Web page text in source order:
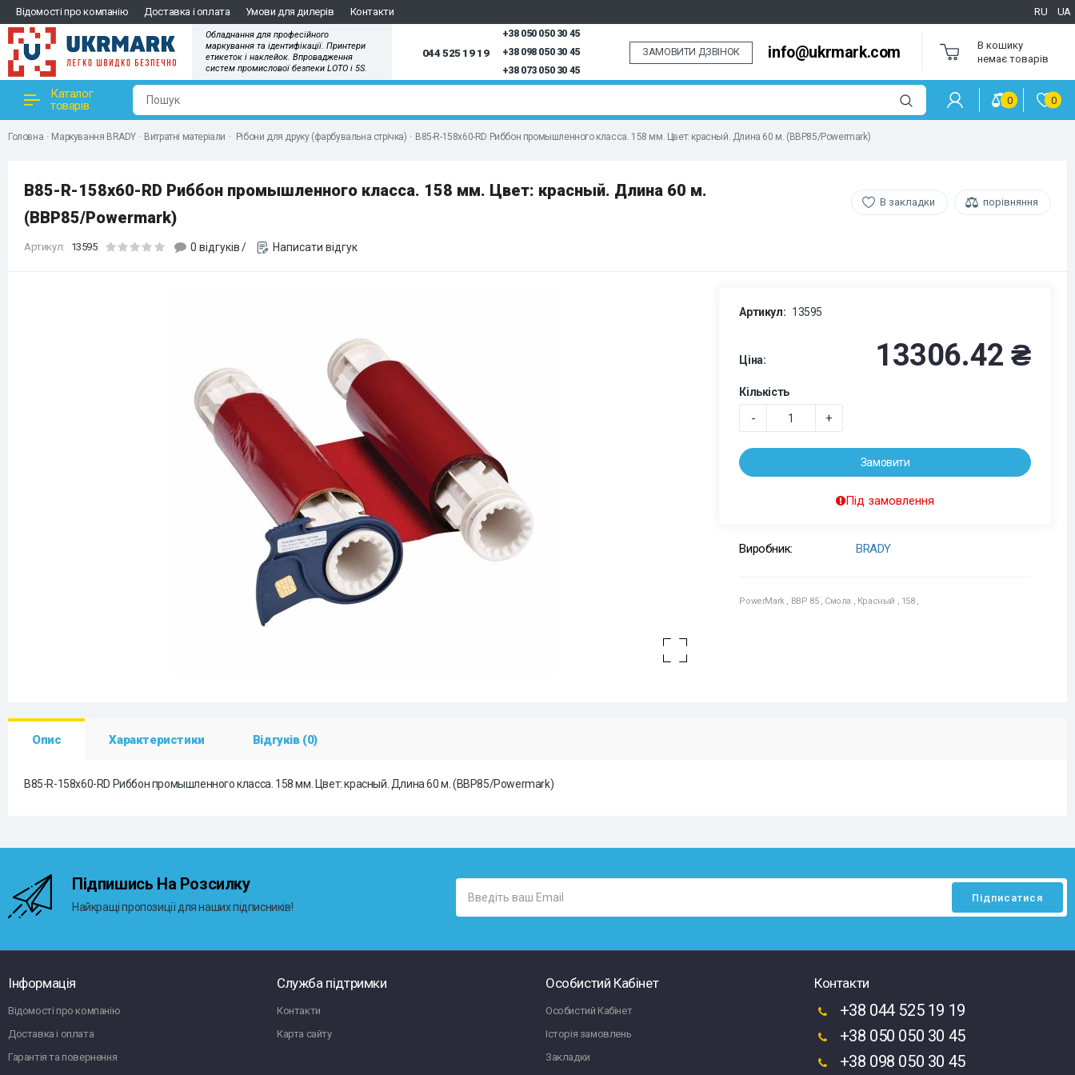
Відомості про компанію Доставка і оплата Умови для дилерів Контакти RU UA
Обладнання для професійного
маркування та ідентифікації. Принтери
етикеток і наклейок. Впровадження
систем промислової безпеки LOTO і 5S.
044 525 19 19
+38 050 050 30 45
+38 098 050 30 45
+38 073 050 30 45
ЗАМОВИТИ ДЗВІНОК info@ukrmark.com
В кошику
немає товарів
Каталог
товарів
0 0
Головна Маркування BRADY Витратні матеріали Рібони для друку (фарбувальна стрічка) B85-R-158x60-RD Риббон промышленного класса. 158 мм. Цвет: красный. Длина 60 м. (BBP85/Powermark)
B85-R-158x60-RD Риббон промышленного класса. 158 мм. Цвет: красный. Длина 60 м.
(BBP85/Powermark)
Артикул: 13595 0 відгуків/ Написати відгук
В закладки порівняння
Артикул: 13595
Ціна: 13306.42 ₴
Кількість
- +
Замовити
Під замовлення
Виробник: BRADY
PowerMark , BBP 85 , Смола , Красный , 158 ,
Опис Характеристики Відгуків (0)
B85-R-158x60-RD Риббон промышленного класса. 158 мм. Цвет: красный. Длина 60 м. (BBP85/Powermark)
Підпишись На Розсилку
Найкращі пропозиції для наших підписників!
Інформація
Відомості про компанію
Доставка і оплата
Гарантія та повернення
Служба підтримки
Контакти
Карта сайту
Особистий Кабінет
Особистий Кабінет
Історія замовлень
Закладки
Контакти
+38 044 525 19 19
+38 050 050 30 45
+38 098 050 30 45